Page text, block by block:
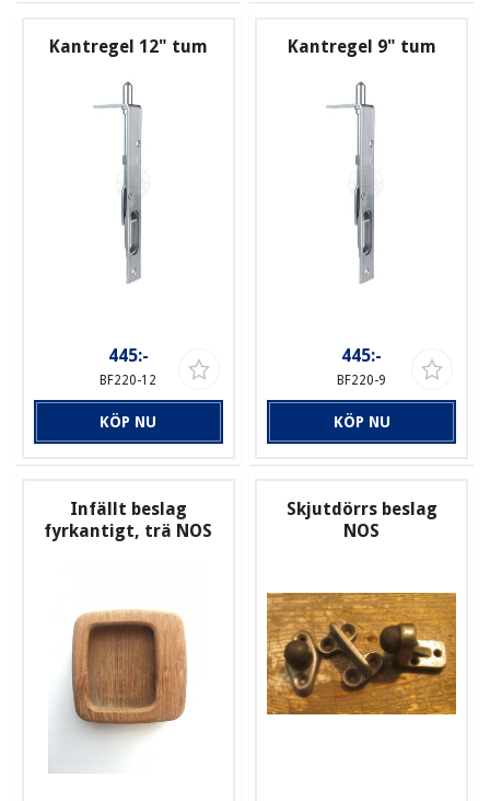
Kantregel 12" tum
445:-
BF220-12
KÖP NU
Kantregel 9" tum
445:-
BF220-9
KÖP NU
Infällt beslag
fyrkantigt, trä NOS
Skjutdörrs beslag
NOS